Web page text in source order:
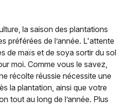
la saison des plantations
préférées de l’année. L'attente
de maïs et de soya sortir du sol
moi. Comme vous le savez,
récolte réussie nécessite une
la plantation, ainsi que votre
tout au long de l’année. Plus